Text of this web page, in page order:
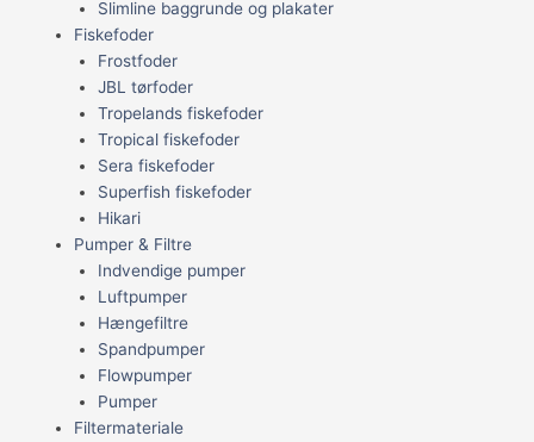
Slimline baggrunde og plakater
Fiskefoder
Frostfoder
JBL tørfoder
Tropelands fiskefoder
Tropical fiskefoder
Sera fiskefoder
Superfish fiskefoder
Hikari
Pumper & Filtre
Indvendige pumper
Luftpumper
Hængefiltre
Spandpumper
Flowpumper
Pumper
Filtermateriale